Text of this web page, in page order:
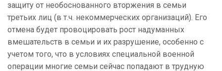
защиту от необоснованного вторжения в семьи
третьих лиц (в т.ч. некоммерческих организаций). Его
отмена будет провоцировать рост надуманных
вмешательств в семьи и их разрушение, особенно с
учетом того, что в условиях специальной военной
операции многие семьи сейчас попадают в трудную